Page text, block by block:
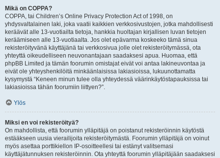
Mikä on COPPA?
COPPA, tai Children’s Online Privacy Protection Act of 1998, on
yhdysvaltalainen laki, joka vaatii kaikkien verkkosivustojen, jotka mahdollisesti
keräävät alle 13-vuotiailta tietoja, hankkia huoltajan kirjallisen luvan tietojen
keräämiseen alle 13-vuotiaalta. Jos olet epävarma koskeeko tämä sinua
rekisteröityvänä käyttäjänä tai verkkosivua jolle olet rekisteröitymässä, ota
yhteyttä oikeudelliseen neuvonantajaan saadaksesi apua. Huomaa, että
phpBB Limited ja tämän foorumin omistajat eivät voi antaa lakineuvontaa ja
eivät ole yhteyshenkilöitä minkäänlaisissa lakiasioissa, lukuunottamatta
kysymystä “Keneen minun tulee olla yhteydessä väärinkäytöstapauksissa tai
lakiasioissa tähän foorumiin liittyen?”.
Ylös
Miksi en voi rekisteröityä?
On mahdollista, että foorumin ylläpitäjä on poistanut rekisteröinnin käytöstä
estääkseen uusia vierailijoita rekisteröitymästä. Foorumin ylläpitäjä on voinut
myös asettaa porttikiellon IP-osoitteellesi tai estänyt valitsemasi
käyttäjätunnuksen rekisteröinnin. Ota yhteyttä foorumin ylläpitäjään saadaksesi